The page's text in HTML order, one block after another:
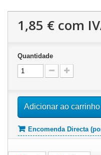
1,85 € com
Quantidade
Adicionar ao carrinho
Encomenda Directa